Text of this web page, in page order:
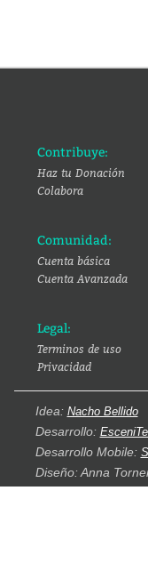
Contribuye:
Haz tu Donación
Colabora
Comunidad:
Cuenta básica
Cuenta Avanzada
Legal:
Terminos de uso
Privacidad
Idea: Nacho Bellido
Desarrollo:
Desarrollo Mobile:
Diseño: Anna